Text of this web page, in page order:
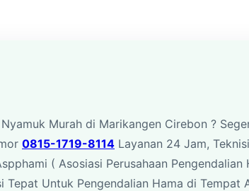
Murah di Marikangen Cirebon ?
0815-1719-8114 Layanan 24 Jam,
( Asosiasi Perusahaan Pengendalian
Tepat Untuk Pengendalian Hama di Tempat